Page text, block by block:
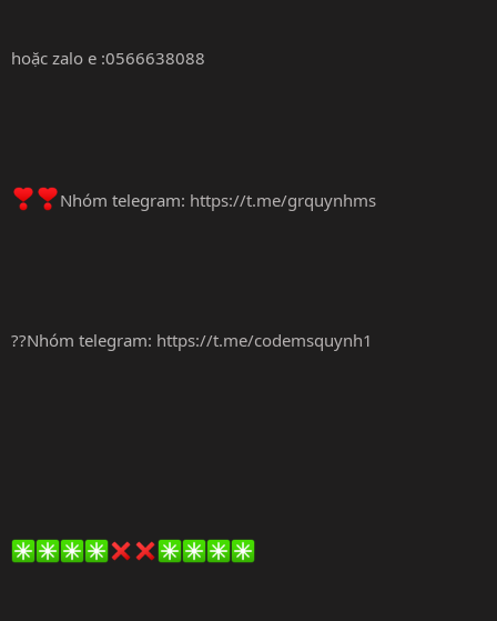
hoặc zalo e :0566638088
Nhóm telegram: https://t.me/grquynhms
??Nhóm telegram: https://t.me/codemsquynh1